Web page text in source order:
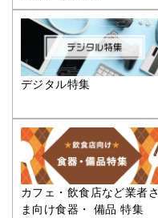
デジタル特集
カフェ・飲食店など業者さ
ま向け食器・ 備品 特集